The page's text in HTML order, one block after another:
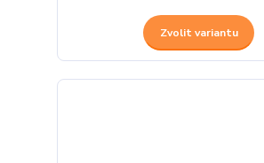
Zvolit variantu